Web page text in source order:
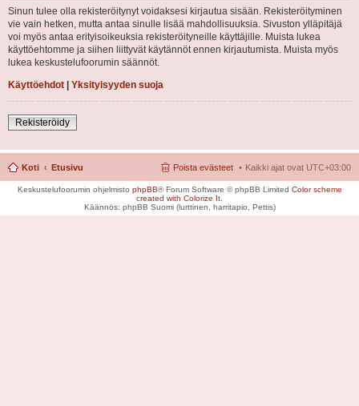
Sinun tulee olla rekisteröitynyt voidaksesi kirjautua sisään. Rekisteröityminen
vie vain hetken, mutta antaa sinulle lisää mahdollisuuksia. Sivuston ylläpitäjä
voi myös antaa erityisoikeuksia rekisteröityneille käyttäjille. Muista lukea
käyttöehtomme ja siihen liittyvät käytännöt ennen kirjautumista. Muista myös
lukea keskustelufoorumin säännöt.
Käyttöehdot | Yksityisyyden suoja
Rekisteröidy
Koti Etusivu Kaikki ajat ovat UTC+03:00
Poista evästeet
Keskustelufoorumin ohjelmisto phpBB® Forum Software © phpBB Limited Color scheme
created with Colorize It
Käännös: phpBB Suomi (lurttinen, harritapio, Pettis)